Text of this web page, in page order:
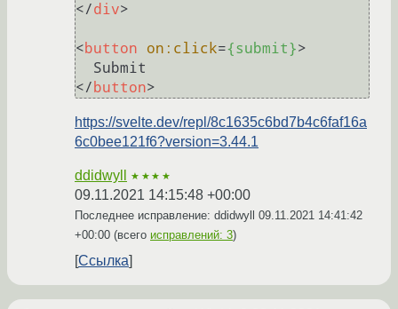
</div>
<button on:click={submit}>
</ button>
https://svelte.dev/repl/8c1635c6bd7b4c6faf16a
6c0bee121f6?version=3.44.1
ddidwyll ★★★★
09.11.2021 14:15:48 +00:00
Последнее исправление: ddidwyll 09.11.2021 14:41:42
+00:00 (всего исправлений: 3)
Ссылка